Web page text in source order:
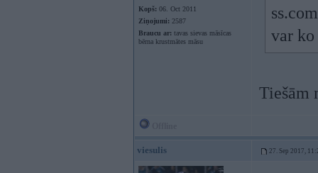
Kopš: 06. Oct 2011
Ziņojumi: 2587
Braucu ar: tavas sievas māsīcas
bērna krustmātes māsu
var
Tiešām
viesulis 27. Sep 2017,